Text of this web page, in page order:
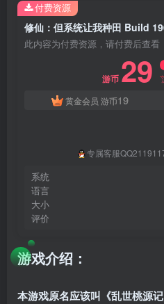
此内容为付费资源，请付费后查看
游币 29
黄金会员 游币19
专属客服
系统
语言
大小
评价
付费资源
游戏介绍：
本游戏原名应该叫《乱世桃源